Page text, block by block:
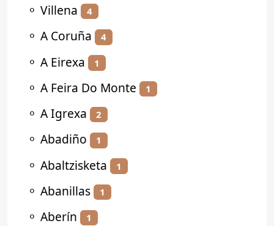
⚬ Villena 4
⚬ A Coruña 4
⚬ A Eirexa 1
⚬ A Feira Do Monte 1
⚬ A Igrexa 2
⚬ Abadiño 1
⚬ Abaltzisketa 1
⚬ Abanillas 1
⚬ Aberín 1